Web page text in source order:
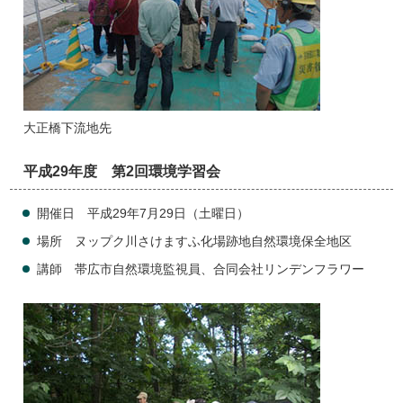
大正橋下流地先
平成29年度 第2回環境学習会
開催日 平成29年7月29日（土曜日）
場所 ヌップク川さけますふ化場跡地自然環境保全地区
講師 帯広市自然環境監視員、合同会社リンデンフラワー